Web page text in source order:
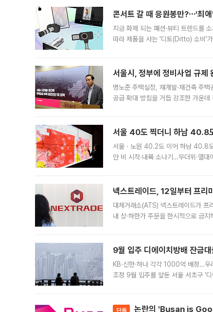
콘서트 갈 때 응원봉만?⋯'최
지금 화제 되는 패션·뷰티 트렌드를
따라 제품을 사는 '디토(Ditto) 소비'
서울시, 정부에 정비사업 규
명노준 주택실장, 재개발·재건축 주
공급 확대 방침을 거듭 강조한 가운
서울 40도 찍더니 하남 40.8
서울ㆍ노원 40.2도 이어 하남 40.8
안 비 시작·내륙 소나기…무더위·열
넥스트레이드, 12일부터 프리
대체거래소(ATS) 넥스트레이드가 프
내 상·하한가 주문을 한시적으로 금
9월 입주 디에이치방배 잔금
KB·신한·하나 각각 1000억 배정…우
조정 9월 입주를 앞둔 서울 서초구 ‘
단독 논란의 'Busan is